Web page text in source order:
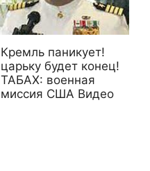
Кремль паникует!
царьку будет конец!
ТАБАХ: военная
миссия США Видео